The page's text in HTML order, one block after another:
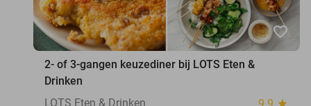
favorite_border
2- of 3-gangen keuzediner bij LOTS Eten &
Drinken
LOTS Eten & Drinken
star